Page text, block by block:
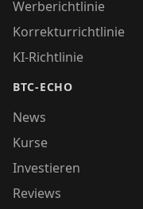
Werberichtlinie
Korrekturrichtlinie
KI-Richtlinie
BTC-ECHO
News
Kurse
Investieren
Reviews